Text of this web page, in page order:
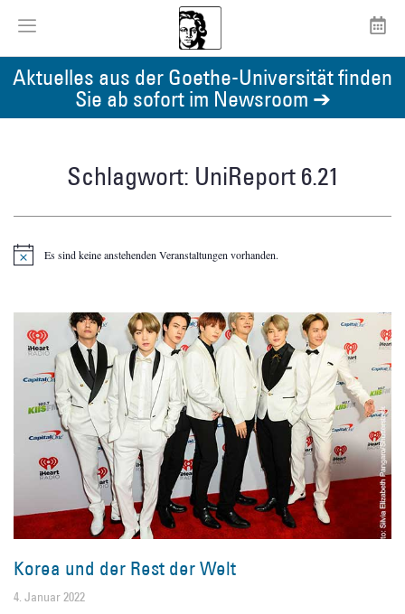
Aktuelles aus der Goethe-Universität finden
Sie ab sofort im Newsroom ➔
Schlagwort: UniReport 6.21
HinweisEs sind keine anstehenden Veranstaltungen vorhanden.
Korea und der Rest der Welt
4. Januar 2022